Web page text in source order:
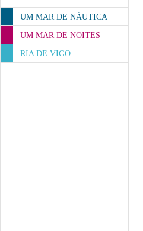
UM MAR DE NÁUTICA
UM MAR DE NOITES
RIA DE VIGO